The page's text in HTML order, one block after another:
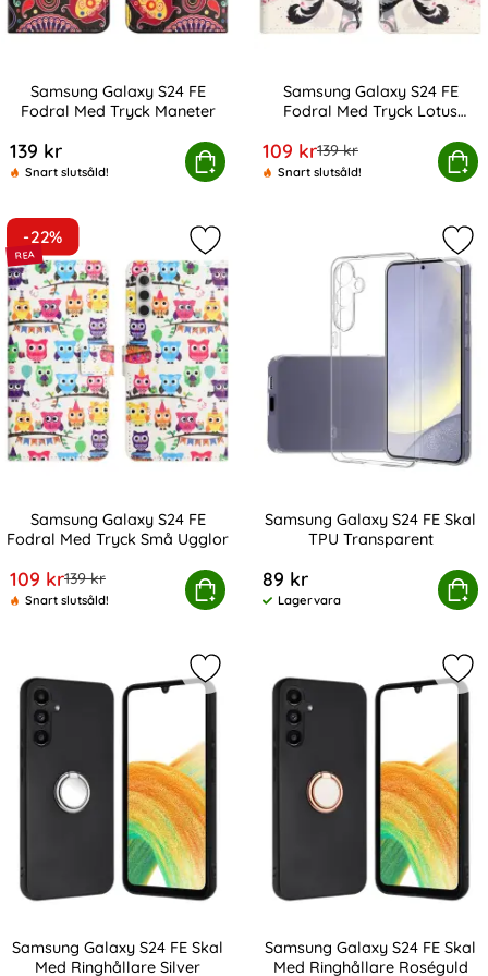
Samsung Galaxy S24 FE
Fodral Med Tryck Maneter
139 kr
Snart slutsåld!
Köp
Galaxy S24 FE Fodral Med Tryck Maneter
Samsung Galaxy S24 FE
Fodral Med Tryck Lotus
rea pris
109 krtidigare pris
139 kr
Snart slutsåld!
Köp
Samsung Galaxy S24 FE
-22%
Samsung Galaxy S24 FE
Fodral Med Tryck Små Ugglor
rea pris
109 krtidigare pris
139 kr
Snart slutsåld!
Köp
Galaxy S24 FE Fodral Med Tryck Små Ugglor
Markera samsung Galaxy S24 FE
Samsung Galaxy S24 FE Skal
TPU Transparent
89 kr
Tillgänglighet:
Lagervara
Köp
Samsung Galaxy S24 FE
Samsung Galaxy S24 FE Skal
Med Ringhållare Silver
Markera samsung Galaxy S24 FE
Samsung Galaxy S24 FE Skal
Med Ringhållare Roséguld